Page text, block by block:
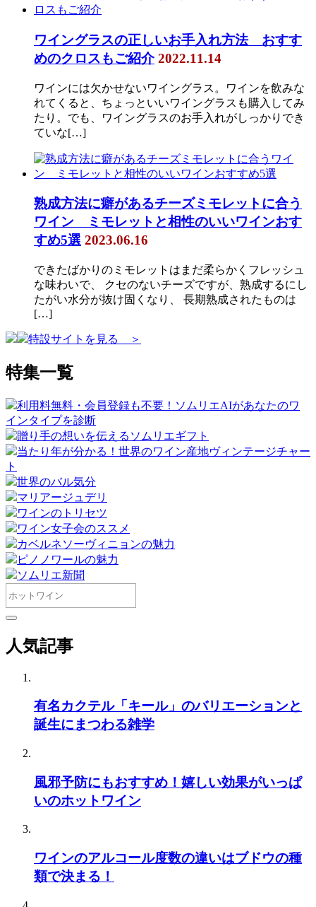
ワイングラスの正しいお手入れ方法 おすす
めのクロスもご紹介 2022.11.14
ワインには欠かせないワイングラス。ワインを飲みな
れてくると、ちょっといいワイングラスも購入してみ
たり。でも、ワイングラスのお手入れがしっかりでき
ていな[…]
熟成方法に癖があるチーズミモレットに合う
ワイン ミモレットと相性のいいワインおす
すめ5選 2023.06.16
できたばかりのミモレットはまだ柔らかくフレッシュ
な味わいで、 クセのないチーズですが、熟成するにし
たがい水分が抜け固くなり、 長期熟成されたものは
[…]
特設サイトを見る ＞
特集一覧
利用料無料・会員登録も不要！ソムリエAIがあなたのワ
インタイプを診断
贈り手の想いを伝えるソムリエギフト
当たり年が分かる！世界のワイン産地ヴィンテージチャー
ト
世界のバル気分
マリアージュデリ
ワインのトリセツ
ワイン女子会のススメ
カベルネソーヴィニョンの魅力
ピノノワールの魅力
ソムリエ新聞
人気記事
有名カクテル「キール」のバリエーションと
誕生にまつわる雑学
風邪予防にもおすすめ！嬉しい効果がいっぱ
いのホットワイン
ワインのアルコール度数の違いはブドウの種
類で決まる！